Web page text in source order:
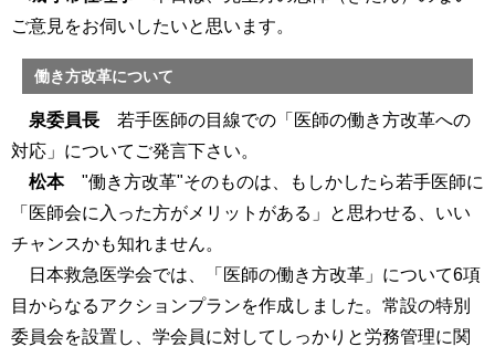
ご意見をお伺いしたいと思います。
働き方改革について
泉委員長 若手医師の目線での「医師の働き方改革への
対応」についてご発言下さい。
松本"働き方改革"そのものは、もしかしたら若手医師に
「医師会に入った方がメリットがある」と思わせる、いい
チャンスかも知れません。
日本救急医学会では、「医師の働き方改革」について6項
目からなるアクションプランを作成しました。常設の特別
委員会を設置し、学会員に対してしっかりと労務管理に関